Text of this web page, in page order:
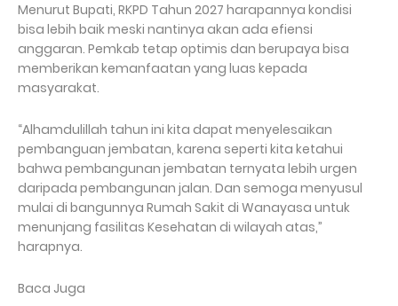
Menurut Bupati, RKPD Tahun 2027 harapannya kondisi
bisa lebih baik meski nantinya akan ada efiensi
anggaran. Pemkab tetap optimis dan berupaya bisa
memberikan kemanfaatan yang luas kepada
masyarakat.
“Alhamdulillah tahun ini kita dapat menyelesaikan
pembanguan jembatan, karena seperti kita ketahui
bahwa pembangunan jembatan ternyata lebih urgen
daripada pembangunan jalan. Dan semoga menyusul
mulai di bangunnya Rumah Sakit di Wanayasa untuk
menunjang fasilitas Kesehatan di wilayah atas,”
harapnya.
Baca Juga